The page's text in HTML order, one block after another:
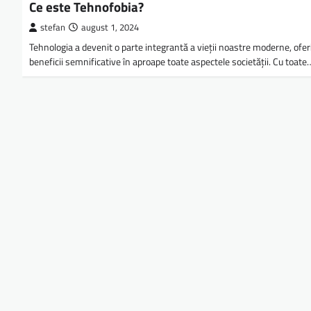
Ce este Tehnofobia?
stefan august 1, 2024
Tehnologia a devenit o parte integrantă a vieții noastre moderne,
beneficii semnificative în aproape toate aspectele societății. Cu